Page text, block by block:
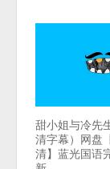
甜小姐与冷先
清字幕）网盘
清】蓝光国语